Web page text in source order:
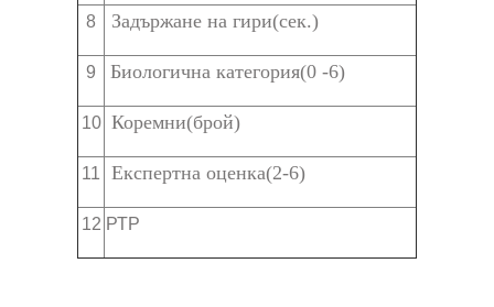
ПРОЕКТИ
STEM ЦЕНТЪР СУ "ГЕН.ВЛ.СТОЙЧЕВ"
8 Задържане на гири(сек.)
9 Биологична категория(0 -6)
10 Коремни(брой)
11 Експертна оценка(2-6)
12 РТР